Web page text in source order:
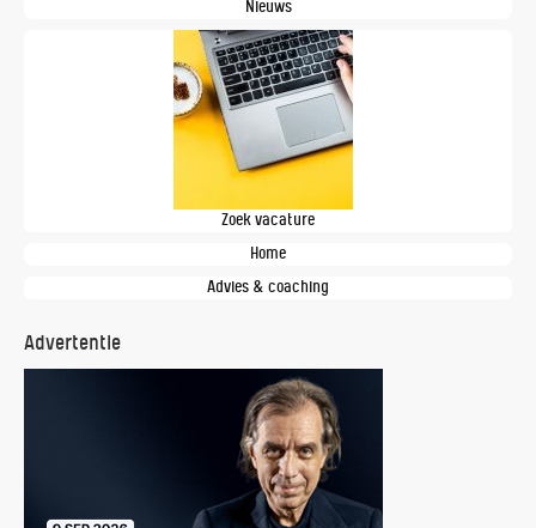
Nieuws
Zoek vacature
Home
Advies & coaching
Advertentie